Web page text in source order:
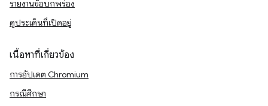
รายงานข้อบกพร่อง
ดูประเด็นที่เปิดอยู่
เนื้อหาที่เกี่ยวข้อง
การอัปเดต Chromium
กรณีศึกษา